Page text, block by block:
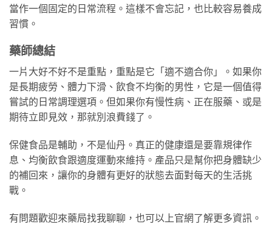
當作一個固定的日常流程。這樣不會忘記，也比較容易養成
習慣。
藥師總結
一片大好不好不是重點，重點是它「適不適合你」。如果你
是長期疲勞、體力下滑、飲食不均衡的男性，它是一個值得
嘗試的日常調理選項。但如果你有慢性病、正在服藥、或是
期待立即見效，那就別浪費錢了。
保健食品是輔助，不是仙丹。真正的健康還是要靠規律作
息、均衡飲食跟適度運動來維持。產品只是幫你把身體缺少
的補回來，讓你的身體有更好的狀態去面對每天的生活挑
戰。
有問題歡迎來藥局找我聊聊，也可以上官網了解更多資訊。